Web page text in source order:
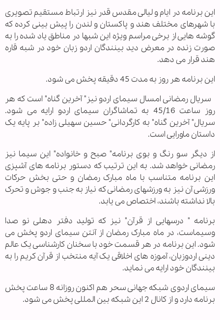
این برنامه در ایام و لیالی مقدس قدر نیز ارتباط مستقیم تصویری
با شهرهای مختلف هند و پاکستان و لندن را پیش بینی کرده که
گوشه هایی از برخی مراسم ویژه این شبها در مناطق یاد شده را به
صورت زنده در معرض دید بینندگان اردو زبان خود در شبه قاره
هند قرار می دهد.
این برنامه هر روز به مدت 45 دقیقه پخش می شود.
سریال رمضانی امسال سیمای اردو نیز" آخرین گناه" است که هر
روز ساعت 45/16 به تماشاگران سیمای اردو ارایه می شود.
سریال" آخرین گناه" به کارگردانی" حسین سهیلی زاده" بر پایه یک
داستان ماورایی است.
از دیگر سو رنگ و بوی برنامه" صبح و خانواده" این سیما نیز
رمضانی خواهد شد. به این ترتیب که دستور برنامه های آشپزی
این برنامه متناسب با ماه مبارک رمضان و حتی بخش حرکات
ورزشی آن نیز به ورزشهای رمضانی که نیاز به جنب و جوش و تحرک
بالا نداشته باشند، اختصاص می یابد.
برنامه " درسهایی از قرآن" نیز که تولید دفتر دهلی نو صدا
وسیماست، در ماه مبارک رمضان از آنتن سیمای اردو پخش می
شود. این برنامه در هر قسمت خود با سخنان کارشناسی یک عالم
دینی اردوزبان، آموزه های اخلاقی یک آیه منتخب از قرآن کریم را به
بینندگان خود ارایه می نماید.
سیمای اردوی شبکه جهانی سحر هم اکنون روزانه 8 ساعت پخش
برنامه دارد و از کانال 2 این شبکه بین المللی پخش می شود.